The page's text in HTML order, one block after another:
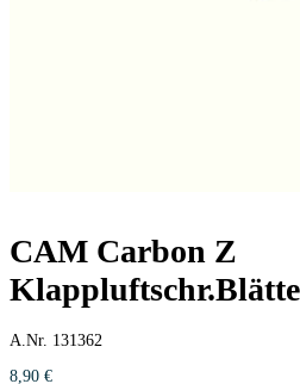
CAM Carbon Z
A.Nr. 131362
8,90 €